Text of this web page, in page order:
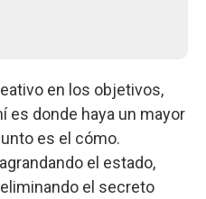
en los objetivos,
es donde haya un mayor
es el cómo.
el estado,
el secreto